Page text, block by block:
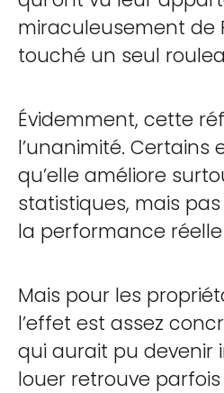
miraculeusement de
touché un seul
Évidemment, cette
l’unanimité. Certains
qu’elle améliore
statistiques, mais
la performance
Mais pour les
l’effet est assez
qui aurait pu devenir
louer retrouve